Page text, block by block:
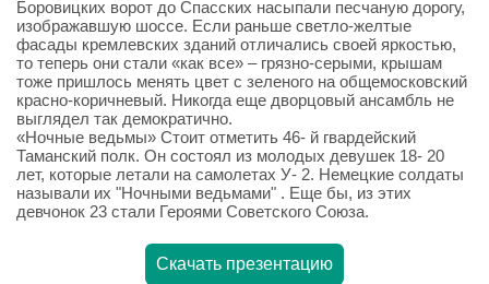
Боровицких ворот до Спасских насыпали песчаную дорогу,
изображавшую шоссе. Если раньше светло-желтые
фасады кремлевских зданий отличались своей яркостью,
то теперь они стали «как все» – грязно-серыми, крышам
тоже пришлось менять цвет с зеленого на общемосковский
красно-коричневый. Никогда еще дворцовый ансамбль не
выглядел так демократично.
«Ночные ведьмы» Стоит отметить 46- й гвардейский
Таманский полк. Он состоял из молодых девушек 18- 20
лет, которые летали на самолетах У- 2. Немецкие солдаты
называли их "Ночными ведьмами" . Еще бы, из этих
девчонок 23 стали Героями Советского Союза.
Скачать презентацию